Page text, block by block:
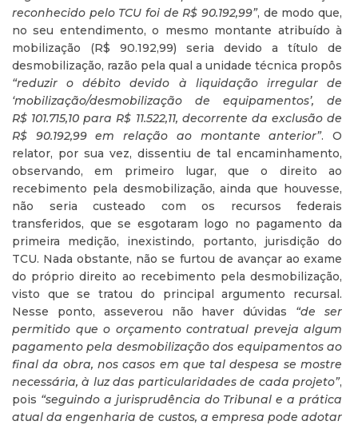
reconhecido pelo TCU foi de R$ 90.192,99”, de modo que,
no seu entendimento, o mesmo montante atribuído à
mobilização (R$ 90.192,99) seria devido a título de
desmobilização, razão pela qual a unidade técnica propôs
“reduzir o débito devido à liquidação irregular de
‘mobilização/desmobilização de equipamentos’, de
R$ 101.715,10 para R$ 11.522,11, decorrente da exclusão de
R$ 90.192,99 em relação ao montante anterior”. O
relator, por sua vez, dissentiu de tal encaminhamento,
observando, em primeiro lugar, que o direito ao
recebimento pela desmobilização, ainda que houvesse,
não seria custeado com os recursos federais
transferidos, que se esgotaram logo no pagamento da
primeira medição, inexistindo, portanto, jurisdição do
TCU. Nada obstante, não se furtou de avançar ao exame
do próprio direito ao recebimento pela desmobilização,
visto que se tratou do principal argumento recursal.
Nesse ponto, asseverou não haver dúvidas “de ser
permitido que o orçamento contratual preveja algum
pagamento pela desmobilização dos equipamentos ao
final da obra, nos casos em que tal despesa se mostre
necessária, à luz das particularidades de cada projeto”,
pois “seguindo a jurisprudência do Tribunal e a prática
atual da engenharia de custos, a empresa pode adotar